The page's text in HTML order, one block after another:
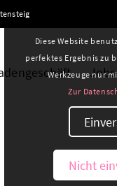
Jobs
Diese Website
perfektes Ergebnis zu
Werkzeuge nur
Zur
Nicht